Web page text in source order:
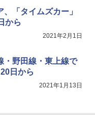
ン) ツーリングドーム/LD
ンプ アウトドア フェス
力 小型 緑色/赤色/青紫色
超長距離照射 長時間使用
場/展示会用 緑
「タイムズカー」
から
2021年2月1日
・野田線・東上線で
日から
2021年1月13日